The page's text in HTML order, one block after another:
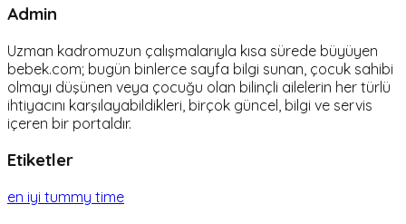
Admin
Uzman kadromuzun çalışmalarıyla kısa sürede büyüyen
bebek.com; bugün binlerce sayfa bilgi sunan, çocuk sahibi
olmayı düşünen veya çocuğu olan bilinçli ailelerin her türlü
ihtiyacını karşılayabildikleri, birçok güncel, bilgi ve servis
içeren bir portaldır.
Etiketler
en iyi tummy time